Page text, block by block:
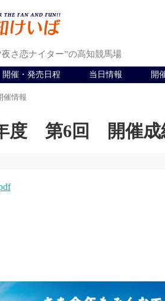
さ恋ナイター”の高知競馬場
催・発売日程 当日情報 開
催情報
度 第6回 開催